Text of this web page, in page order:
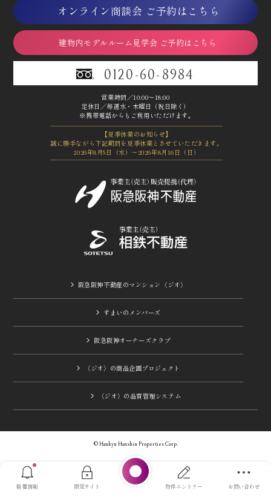
新着情報 限定サイト 物件エントリー お問い合わせ
オンライン商談会 ご予約はこちら
建物内モデルルーム見学会 ご予約はこちら
0120-60-8984
営業時間／10:00～18:00
定休日／毎週水・木曜日（祝日除く）
※携帯電話からもご利用いただけます｡
【夏季休業のお知らせ】
誠に勝手ながら下記期間を夏季休業とさせていただきます。
2026年8月5日（水）～2026年8月16日（日）
阪急阪神不動産のマンション〈ジオ〉
すまいのメンバーズ
阪急阪神オーナーズクラブ
〈ジオ〉の商品企画プロジェクト
〈ジオ〉の品質管理システム
© Hankyu Hanshin Properties Corp.